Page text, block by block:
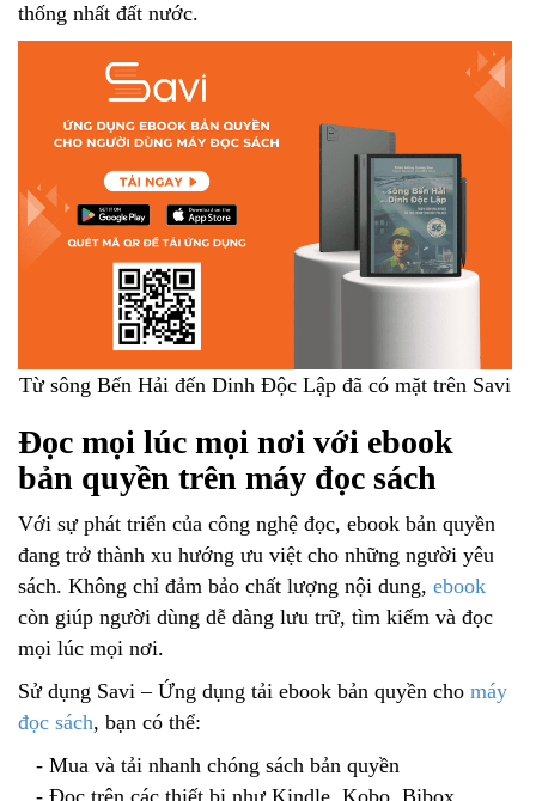
thống nhất đất nước.
Từ sông Bến Hải đến Dinh Độc Lập đã có mặt trên Savi
Đọc mọi lúc mọi nơi với ebook
bản quyền trên máy đọc sách
Với sự phát triển của công nghệ đọc, ebook bản quyền
đang trở thành xu hướng ưu việt cho những người yêu
sách. Không chỉ đảm bảo chất lượng nội dung, ebook
còn giúp người dùng dễ dàng lưu trữ, tìm kiếm và đọc
mọi lúc mọi nơi.
Sử dụng Savi – Ứng dụng tải ebook bản quyền cho máy
đọc sách, bạn có thể:
- Mua và tải nhanh chóng sách bản quyền